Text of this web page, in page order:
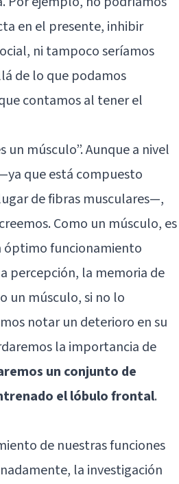
en el presente, inhibir
ni tampoco seríamos
de lo que podamos
contamos al tener el
músculo”. Aunque a nivel
que está compuesto
de fibras musculares—,
Como un músculo, es
funcionamiento
percepción, la memoria de
un músculo, si no lo
notar un deterioro en su
la importancia de
un conjunto de
el lóbulo frontal.
de nuestras funciones
la investigación